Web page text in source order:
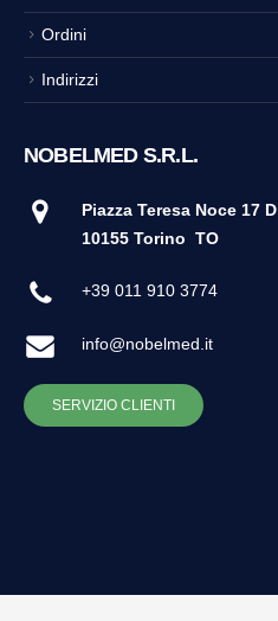
Ordini
Indirizzi
NOBELMED S.R.L.
Piazza Teresa Noce 17 D
10155 Torino TO
+39 011 910 3774
info@nobelmed.it
SERVIZIO CLIENTI